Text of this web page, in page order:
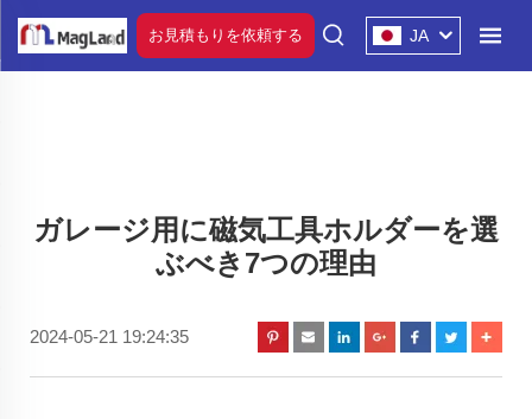
お見積もりを依頼する JA
ガレージ用に磁気工具ホルダーを選
ぶべき7つの理由
2024-05-21 19:24:35